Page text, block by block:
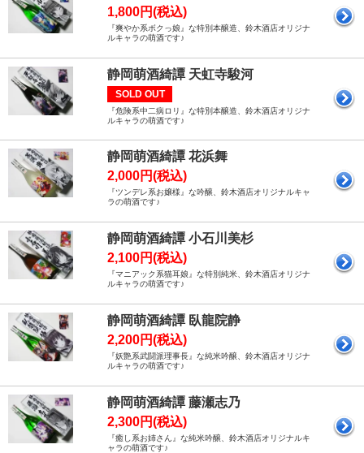
1,800円(税込)
『爽やか系ボクっ娘』な特別本醸造、鈴木酒店オリジナ
ルキャラの萌酒です♪
静岡萌酒綺譚 天虹寺駿河
SOLD OUT
『危険系中二病ロリ』な特別本醸造、鈴木酒店オリジナ
ルキャラの萌酒です♪
静岡萌酒綺譚 花浜舞
2,000円(税込)
『ツンデレ系お嬢様』な吟醸、鈴木酒店オリジナルキャ
ラの萌酒です♪
静岡萌酒綺譚 小石川美杉
2,100円(税込)
『マニアック系猫耳娘』な特別純米、鈴木酒店オリジナ
ルキャラの萌酒です♪
静岡萌酒綺譚 臥龍院静
2,200円(税込)
『妖艶系武闘派理事長』な純米吟醸、鈴木酒店オリジナ
ルキャラの萌酒です♪
静岡萌酒綺譚 藤瀬志乃
2,300円(税込)
『癒し系お姉さん』な純米吟醸、鈴木酒店オリジナルキ
ャラの萌酒です♪